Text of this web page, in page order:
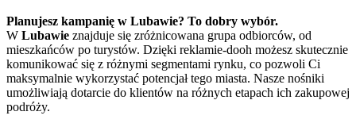
Planujesz kampanię w Lubawie? To dobry wybór.
W Lubawie znajduje się zróżnicowana grupa odbiorców, od
mieszkańców po turystów. Dzięki reklamie-dooh możesz skutecznie
komunikować się z różnymi segmentami rynku, co pozwoli Ci
maksymalnie wykorzystać potencjał tego miasta. Nasze nośniki
umożliwiają dotarcie do klientów na różnych etapach ich zakupowej
podróży.